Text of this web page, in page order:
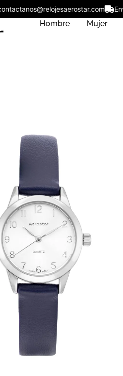
contactanos@relojesaerostar.com
Hombre Mujer